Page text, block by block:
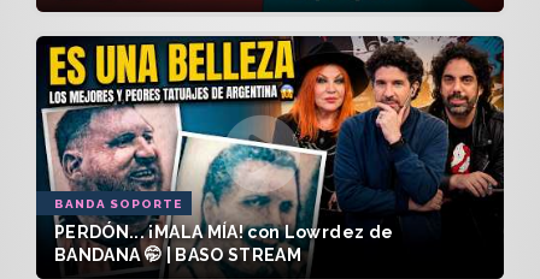
BANDA SOPORTE
PERDÓN... ¡MALA MÍA! con Lowrdez de
BANDANA 🤭 | BASO STREAM